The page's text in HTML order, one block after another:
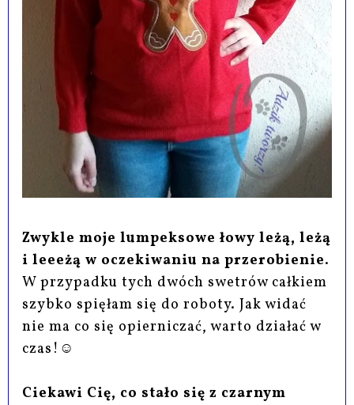
Zwykle moje lumpeksowe łowy leżą, leżą
i leeeżą w oczekiwaniu na przerobienie.
W przypadku tych dwóch swetrów całkiem
szybko spięłam się do roboty. Jak widać
nie ma co się opierniczać, warto działać w
czas!☺
Ciekawi Cię, co stało się z czarnym